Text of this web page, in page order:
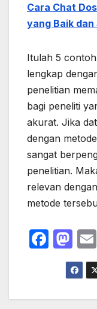
Cara Chat
yang Baik dan
Itulah 5
lengkap
penelitian
bagi peneliti
akurat. Jika
dengan
sangat
penelitian.
relevan
metode
F
e
M
a
st
o